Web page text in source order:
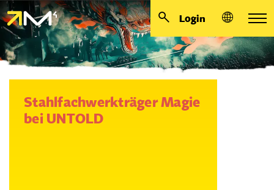
Login
Stahlfachwerkträger Magie
bei UNTOLD